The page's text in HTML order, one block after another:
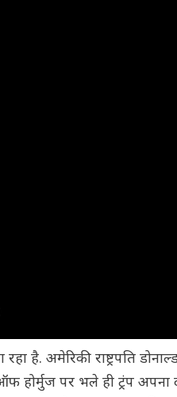
है. अमेरिकी राष्ट्रपति
होर्मुज पर भले ही ट्रंप